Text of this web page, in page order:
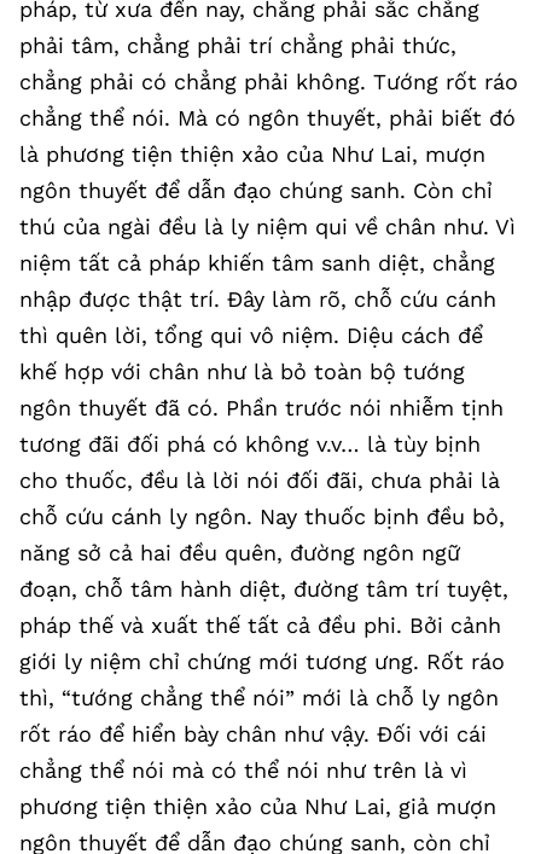
pháp, từ xưa đến nay, chẳng phải sắc chẳng
phải tâm, chẳng phải trí chẳng phải thức,
chẳng phải có chẳng phải không. Tướng rốt ráo
chẳng thể nói. Mà có ngôn thuyết, phải biết đó
là phương tiện thiện xảo của Như Lai, mượn
ngôn thuyết để dẫn đạo chúng sanh. Còn chỉ
thú của ngài đều là ly niệm qui về chân như. Vì
niệm tất cả pháp khiến tâm sanh diệt, chẳng
nhập được thật trí. Đây làm rõ, chỗ cứu cánh
thì quên lời, tổng qui vô niệm. Diệu cách để
khế hợp với chân như là bỏ toàn bộ tướng
ngôn thuyết đã có. Phần trước nói nhiễm tịnh
tương đãi đối phá có không v.v… là tùy bịnh
cho thuốc, đều là lời nói đối đãi, chưa phải là
chỗ cứu cánh ly ngôn. Nay thuốc bịnh đều bỏ,
năng sở cả hai đều quên, đường ngôn ngữ
đoạn, chỗ tâm hành diệt, đường tâm trí tuyệt,
pháp thế và xuất thế tất cả đều phi. Bởi cảnh
giới ly niệm chỉ chứng mới tương ưng. Rốt ráo
thì, “tướng chẳng thể nói” mới là chỗ ly ngôn
rốt ráo để hiển bày chân như vậy. Đối với cái
chẳng thể nói mà có thể nói như trên là vì
phương tiện thiện xảo của Như Lai, giả mượn
ngôn thuyết để dẫn đạo chúng sanh, còn chỉ